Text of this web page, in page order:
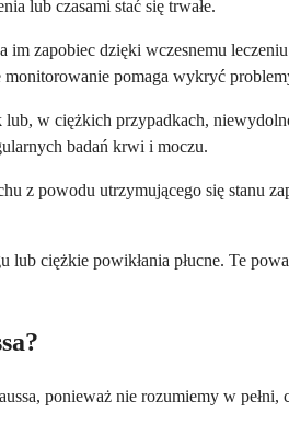
lub czasami stać się trwałe.
zapobiec dzięki wczesnemu
pomaga wykryć
w ciężkich przypadkach,
badań krwi i moczu.
z powodu utrzymującego się stanu
ciężkie powikłania płucne. Te
ponieważ nie rozumiemy w